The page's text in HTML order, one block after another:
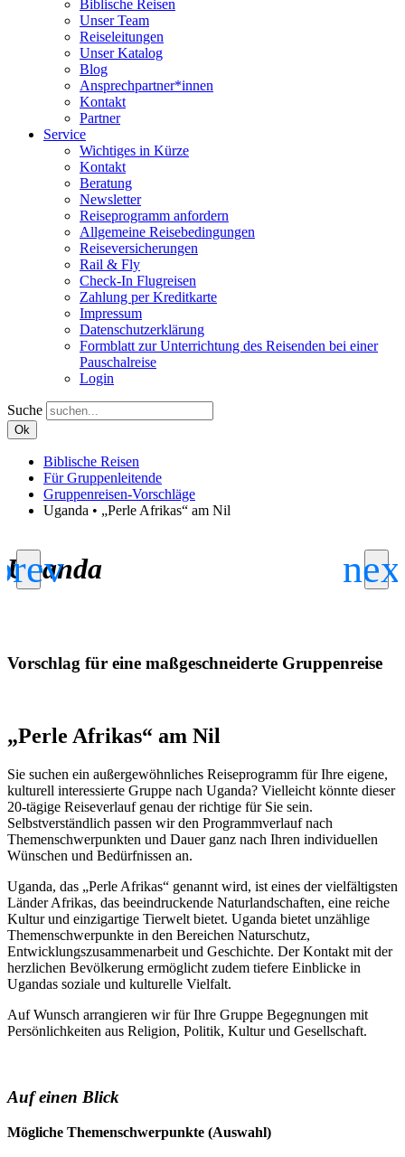
Biblische Reisen
Unser Team
Reiseleitungen
Unser Katalog
Blog
Ansprechpartner*innen
Kontakt
Partner
Service
Wichtiges in Kürze
Kontakt
Beratung
Newsletter
Reiseprogramm anfordern
Allgemeine Reisebedingungen
Reiseversicherungen
Rail & Fly
Check-In Flugreisen
Zahlung per Kreditkarte
Impressum
Datenschutzerklärung
Formblatt zur Unterrichtung des Reisenden bei einer
Pauschalreise
Login
Suche
Ok
Biblische Reisen
Für Gruppenleitende
Gruppenreisen-Vorschläge
Uganda • „Perle Afrikas“ am Nil
Uganda
Vorschlag für eine maßgeschneiderte Gruppenreise
„Perle Afrikas“ am Nil
Sie suchen ein außergewöhnliches Reiseprogramm für Ihre eigene,
kulturell interessierte Gruppe nach Uganda? Vielleicht könnte dieser
20-tägige Reiseverlauf genau der richtige für Sie sein.
Selbstverständlich passen wir den Programmverlauf nach
Themenschwerpunkten und Dauer ganz nach Ihren individuellen
Wünschen und Bedürfnissen an.
Uganda, das „Perle Afrikas“ genannt wird, ist eines der vielfältigsten
Länder Afrikas, das beeindruckende Naturlandschaften, eine reiche
Kultur und einzigartige Tierwelt bietet. Uganda bietet unzählige
Themenschwerpunkte in den Bereichen Naturschutz,
Entwicklungszusammenarbeit und Geschichte. Der Kontakt mit der
herzlichen Bevölkerung ermöglicht zudem tiefere Einblicke in
Ugandas soziale und kulturelle Vielfalt.
Auf Wunsch arrangieren wir für Ihre Gruppe Begegnungen mit
Persönlichkeiten aus Religion, Politik, Kultur und Gesellschaft.
Auf einen Blick
Mögliche Themenschwerpunkte (Auswahl)